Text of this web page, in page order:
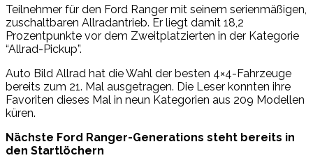
Teilnehmer für den Ford Ranger mit seinem serienmäßigen,
zuschaltbaren Allradantrieb. Er liegt damit 18,2
Prozentpunkte vor dem Zweitplatzierten in der Kategorie
“Allrad-Pickup”.
Auto Bild Allrad hat die Wahl der besten 4×4-Fahrzeuge
bereits zum 21. Mal ausgetragen. Die Leser konnten ihre
Favoriten dieses Mal in neun Kategorien aus 209 Modellen
küren.
Nächste Ford Ranger-Generations steht bereits in
den Startlöchern